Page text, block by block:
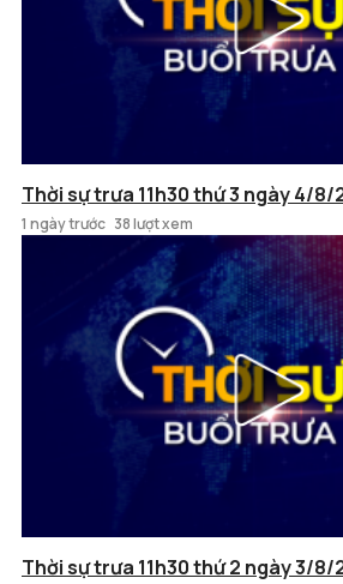
Thời sự trưa 11h30 thứ 3 ngày 4/8/
1 ngày trước 38 lượt xem
Thời sự trưa 11h30 thứ 2 ngày 3/8/